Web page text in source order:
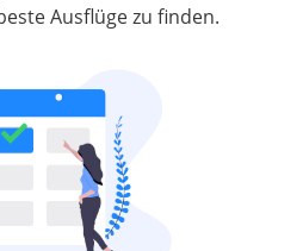
Ausflüge zu finden.